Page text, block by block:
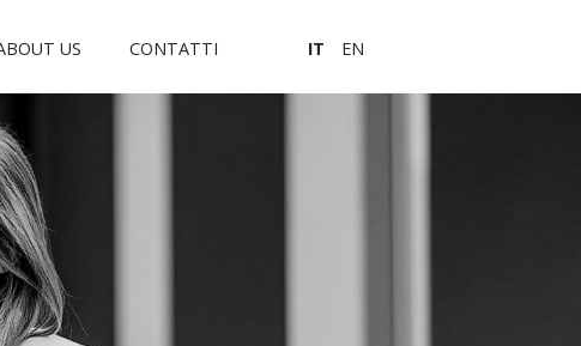
US CONTATTI IT EN